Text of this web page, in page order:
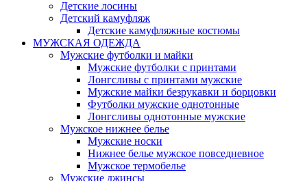
Детские лосины
Детский камуфляж
Детские камуфляжные костюмы
МУЖСКАЯ ОДЕЖДА
Мужские футболки и майки
Мужские футболки с принтами
Лонгсливы с принтами мужские
Мужские майки безрукавки и борцовки
Футболки мужские однотонные
Лонгсливы однотонные мужские
Мужское нижнее белье
Мужские носки
Нижнее белье мужское повседневное
Мужское термобелье
Мужские джинсы